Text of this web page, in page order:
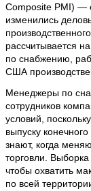
Composite PMI) —
изменились
рассчитывается
по снабжению,
США
Менеджеры по
сотрудников
условий,
выпуску
знают, когда
торговли.
чтобы охватить
по всей